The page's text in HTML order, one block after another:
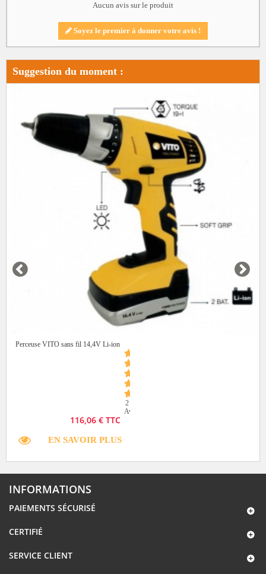
Aucun avis sur le produit
Soyez le premier à donner votre avis !
Suggestion du moment :
Perceuse VITO sans fil 14,4V Li-ion
2
Avis
116,06 € TTC
EN SAVOIR PLUS
INFORMATIONS
PAIEMENTS SÉCURISÉ
CERTIFIÉ
SERVICE CLIENT